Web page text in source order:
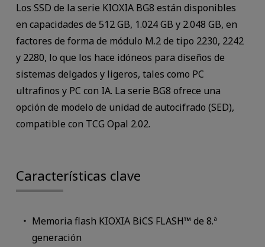
Los SSD de la serie KIOXIA BG8 están disponibles
en capacidades de 512 GB, 1.024 GB y 2.048 GB, en
factores de forma de módulo M.2 de tipo 2230, 2242
y 2280, lo que los hace idóneos para diseños de
sistemas delgados y ligeros, tales como PC
ultrafinos y PC con IA. La serie BG8 ofrece una
opción de modelo de unidad de autocifrado (SED),
compatible con TCG Opal 2.02.
Características clave
Memoria flash KIOXIA BiCS FLASH™ de 8.ª
generación